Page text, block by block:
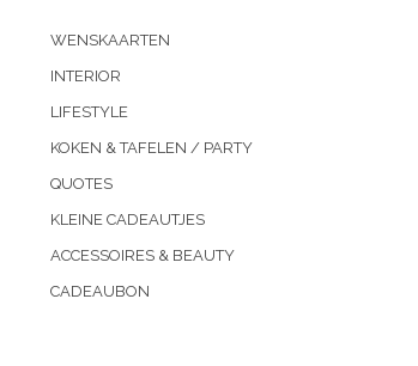
WENSKAARTEN
INTERIOR
LIFESTYLE
KOKEN & TAFELEN / PARTY
QUOTES
KLEINE CADEAUTJES
ACCESSOIRES & BEAUTY
CADEAUBON